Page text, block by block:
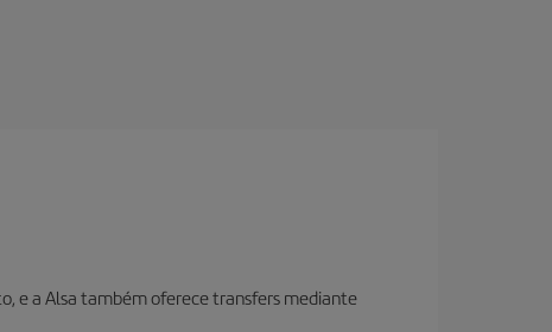
e a Alsa também oferece transfers mediante